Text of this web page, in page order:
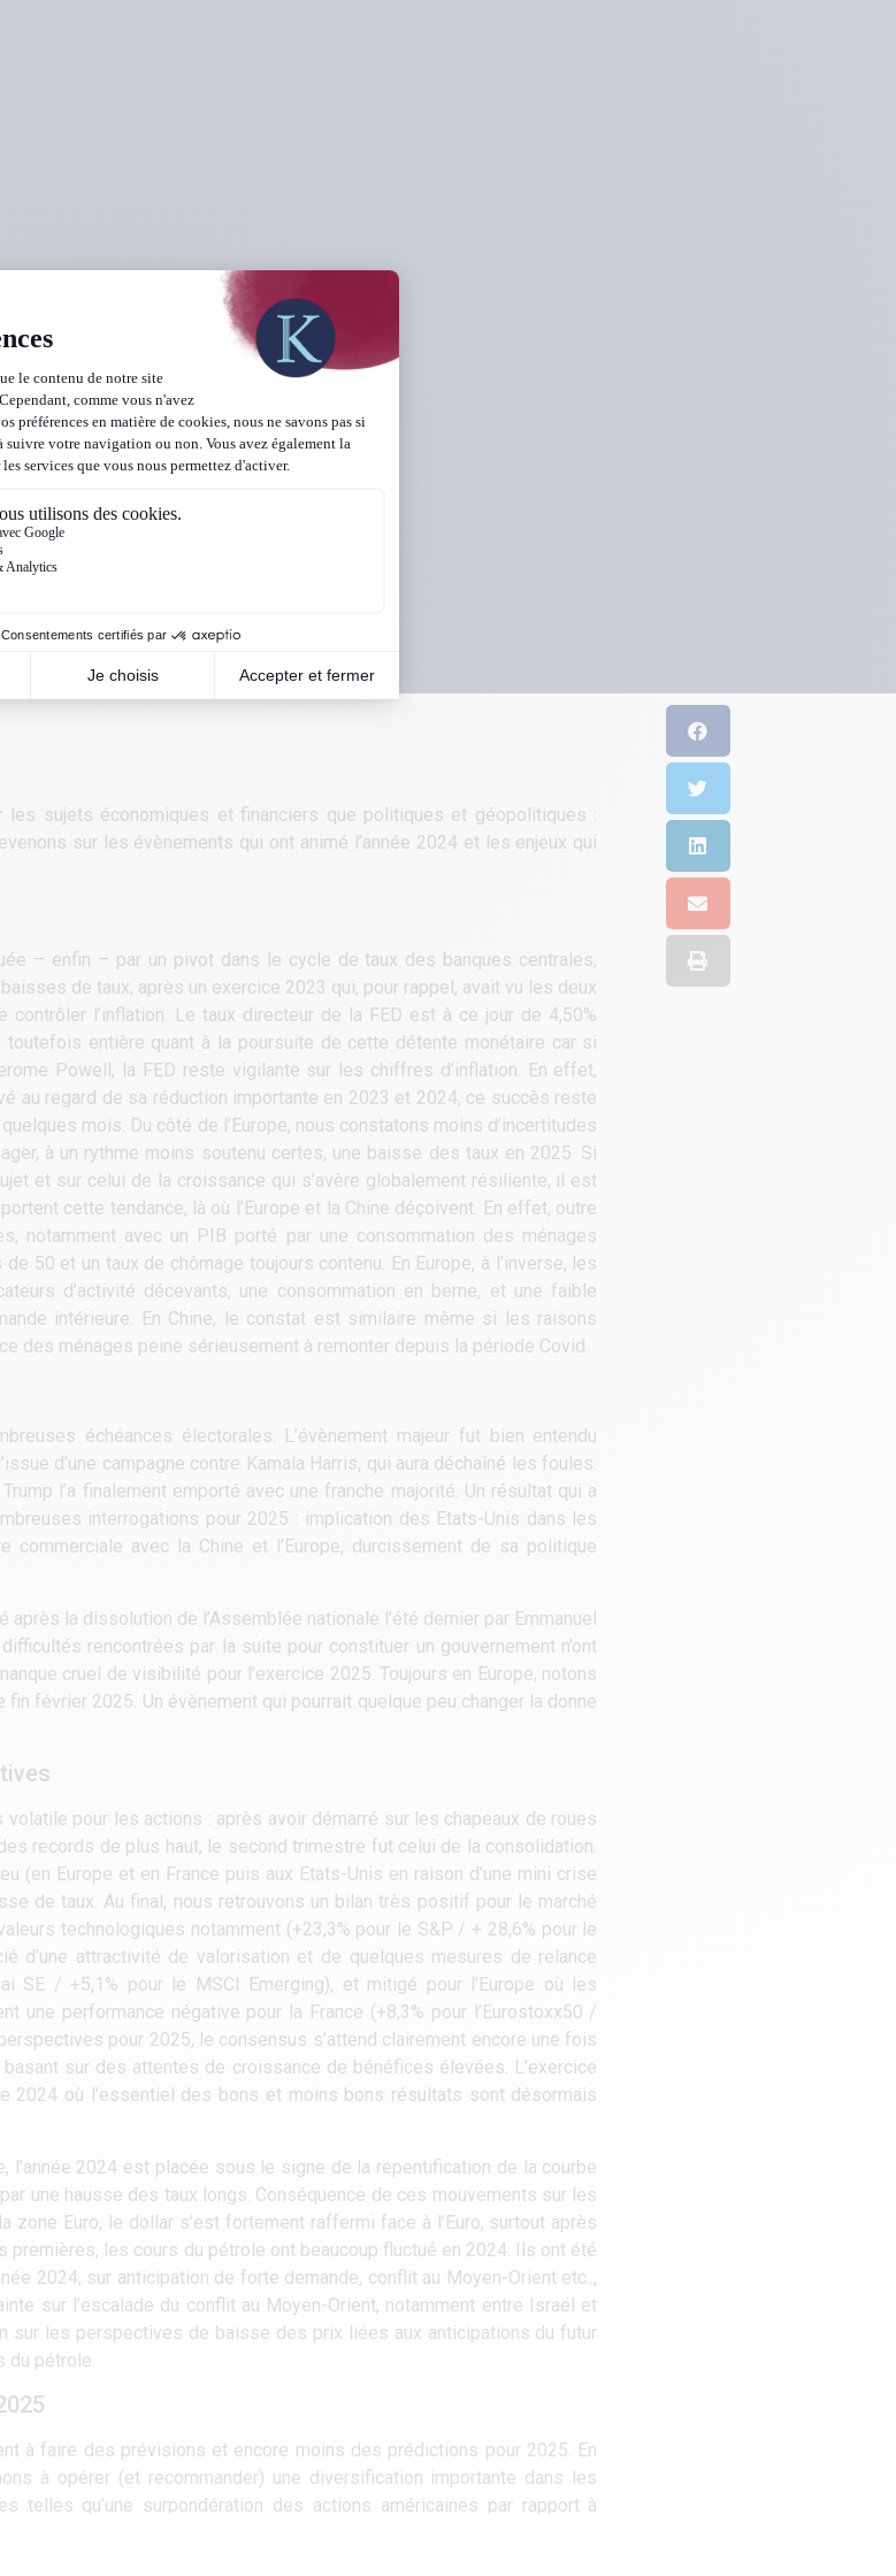
les sujets économiques et financiers que politiques et géopolitiques :
sur les évènements qui ont animé l’année 2024 et les enjeux qui
– enfin ­– par un pivot dans le cycle de taux des banques centrales,
de taux, après un exercice 2023 qui, pour rappel, avait vu les deux
l’inflation. Le taux directeur de la FED est à ce jour de 4,50%
entière quant à la poursuite de cette détente monétaire car si
Powell, la FED reste vigilante sur les chiffres d’inflation. En effet,
au regard de sa réduction importante en 2023 et 2024, ce succès reste
mois. Du côté de l’Europe, nous constatons moins d’incertitudes
à un rythme moins soutenu certes, une baisse des taux en 2025. Si
et sur celui de la croissance qui s’avère globalement résiliente, il est
cette tendance, là où l’Europe et la Chine déçoivent. En effet, outre
notamment avec un PIB porté par une consommation des ménages
50 et un taux de chômage toujours contenu. En Europe, à l’inverse, les
d’activité décevants, une consommation en berne, et une faible
intérieure. En Chine, le constat est similaire même si les raisons
des ménages peine sérieusement à remonter depuis la période Covid.
échéances électorales. L’évènement majeur fut bien entendu
d’une campagne contre Kamala Harris, qui aura déchaîné les foules.
l’a finalement emporté avec une franche majorité. Un résultat qui a
interrogations pour 2025 : implication des Etats-Unis dans les
avec la Chine et l’Europe, durcissement de sa politique
la dissolution de l’Assemblée nationale l’été dernier par Emmanuel
rencontrées par la suite pour constituer un gouvernement n’ont
cruel de visibilité pour l’exercice 2025. Toujours en Europe, notons
février 2025. Un évènement qui pourrait quelque peu changer la donne
pour les actions : après avoir démarré sur les chapeaux de roues
records de plus haut, le second trimestre fut celui de la consolidation.
(en Europe et en France puis aux Etats-Unis en raison d’une mini crise
de taux. Au final, nous retrouvons un bilan très positif pour le marché
technologiques notamment (+23,3% pour le S&P / + 28,6% pour le
d’une attractivité de valorisation et de quelques mesures de relance
SE / +5,1% pour le MSCI Emerging), et mitigé pour l’Europe où les
une performance négative pour la France (+8,3% pour l’Eurostoxx50 /
pour 2025, le consensus s’attend clairement encore une fois
sur des attentes de croissance de bénéfices élevées. L’exercice
2024 où l’essentiel des bons et moins bons résultats sont désormais
2024 est placée sous le signe de la repentification de la courbe
une hausse des taux longs. Conséquence de ces mouvements sur les
Euro, le dollar s’est fortement raffermi face à l’Euro, surtout après
premières, les cours du pétrole ont beaucoup fluctué en 2024. Ils ont été
2024, sur anticipation de forte demande, conflit au Moyen-Orient etc..,
sur l’escalade du conflit au Moyen-Orient, notamment entre Israël et
sur les perspectives de baisse des prix liées aux anticipations du futur
du pétrole.
à faire des prévisions et encore moins des prédictions pour 2025. En
à opérer (et recommander) une diversification importante dans les
telles qu’une surpondération des actions américaines par rapport à